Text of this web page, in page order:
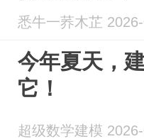
悉牛一荞木芷
今年夏天，
它！
超级数学建模